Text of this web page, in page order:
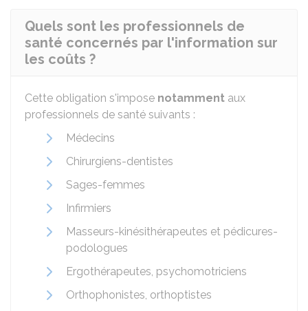
Quels sont les professionnels de
santé concernés par l'information sur
les coûts ?
Cette obligation s'impose notamment aux
professionnels de santé suivants :
Médecins
Chirurgiens-dentistes
Sages-femmes
Infirmiers
Masseurs-kinésithérapeutes et pédicures-
podologues
Ergothérapeutes, psychomotriciens
Orthophonistes, orthoptistes